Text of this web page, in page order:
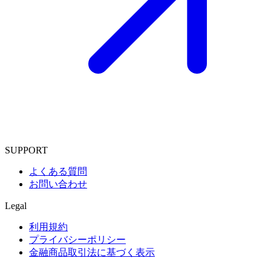
SUPPORT
よくある質問
お問い合わせ
Legal
利用規約
プライバシーポリシー
金融商品取引法に基づく表示